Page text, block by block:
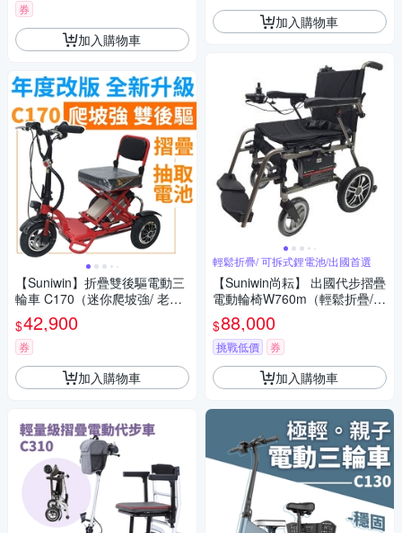
券
加入購物車
【Suniwin】折疊雙後驅電動三
輪車 C170（迷你爬坡強/ 老年
代步車/ 室內戶外出遊）
$42,900
券
加入購物車
加入購物車
輕鬆折疊/ 可拆式鋰電池/出國首選
【Suniwin尚耘】 出國代步摺疊
電動輪椅W760m（輕鬆折疊/
可拆式鋰電池/ 出國首選）
$88,000
挑戰低價 券
加入購物車